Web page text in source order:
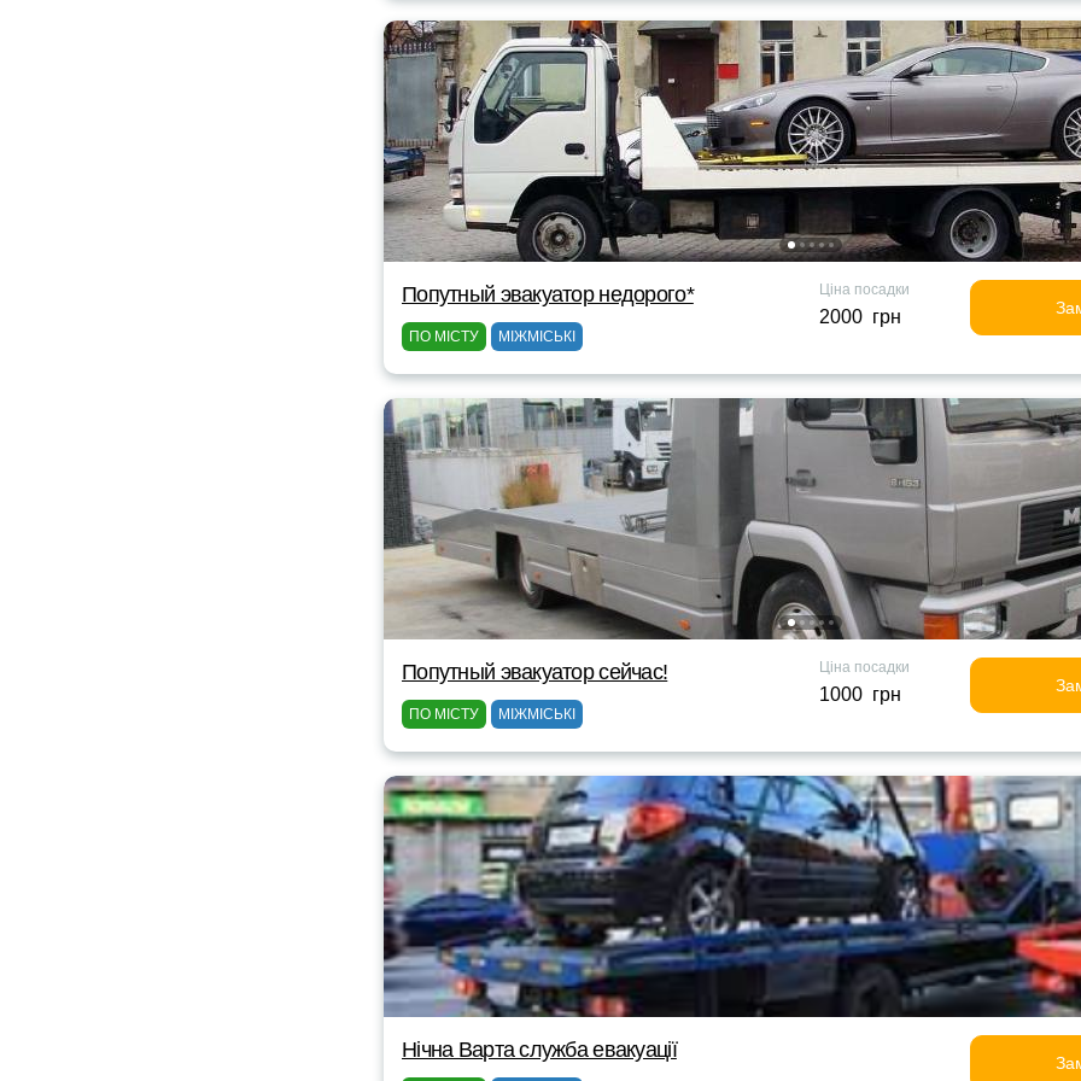
Попутный эвакуатор недорого*
ПО МІСТУ МІЖМІСЬКІ
Ціна посадки
2000 грн
Попутный эвакуатор сейчас!
ПО МІСТУ МІЖМІСЬКІ
Ціна посадки
1000 грн
Нічна Варта служба евакуації